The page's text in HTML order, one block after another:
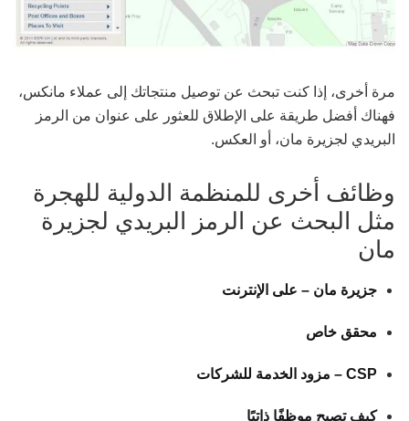
مرة أخرى، إذا كنت تبحث عن توصيل منتجاتك إلى عملاء مانكس،
فهناك أفضل طريقة على الإطلاق للعثور على عنوان من الرمز
البريدي لجزيرة مان، أو العكس.
وظائف أخرى للمنظمة الدولية للهجرة
مثل البحث عن الرمز البريدي لجزيرة
مان
جزيرة مان – على الإنترنت
محقق خاص
CSP – مزود الخدمة للشركات
كيف تصبح موظفًا ذاتيًا